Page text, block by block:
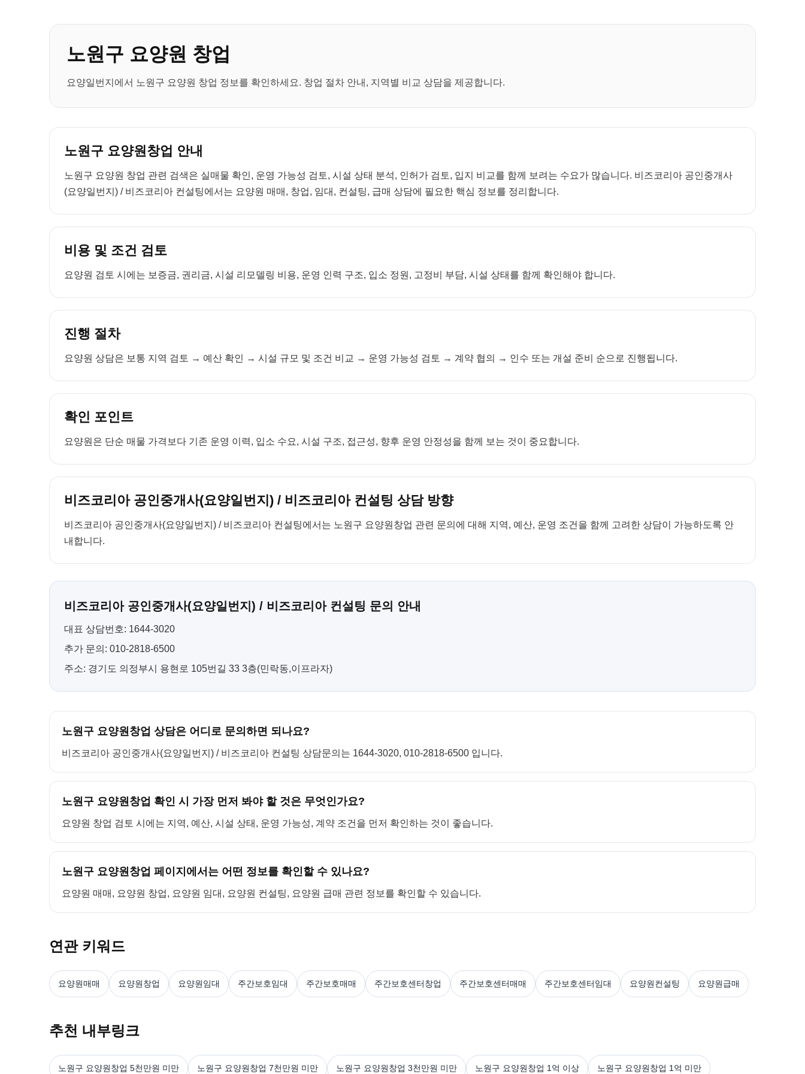
노원구 요양원 창업
요양일번지에서 노원구 요양원 창업 정보를 확인하세요. 창업 절차 안내, 지역별 비교 상담을 제공합니다.
노원구 요양원창업 안내
노원구 요양원 창업 관련 검색은 실매물 확인, 운영 가능성 검토, 시설 상태 분석, 인허가 검토, 입지 비교를 함께 보려는 수요가 많습니다. 비즈코리아 공인중개사
(요양일번지) / 비즈코리아 컨설팅에서는 요양원 매매, 창업, 임대, 컨설팅, 급매 상담에 필요한 핵심 정보를 정리합니다.
비용 및 조건 검토
요양원 검토 시에는 보증금, 권리금, 시설 리모델링 비용, 운영 인력 구조, 입소 정원, 고정비 부담, 시설 상태를 함께 확인해야 합니다.
진행 절차
요양원 상담은 보통 지역 검토 → 예산 확인 → 시설 규모 및 조건 비교 → 운영 가능성 검토 → 계약 협의 → 인수 또는 개설 준비 순으로 진행됩니다.
확인 포인트
요양원은 단순 매물 가격보다 기존 운영 이력, 입소 수요, 시설 구조, 접근성, 향후 운영 안정성을 함께 보는 것이 중요합니다.
비즈코리아 공인중개사(요양일번지) / 비즈코리아 컨설팅 상담 방향
비즈코리아 공인중개사(요양일번지) / 비즈코리아 컨설팅에서는 노원구 요양원창업 관련 문의에 대해 지역, 예산, 운영 조건을 함께 고려한 상담이 가능하도록 안
내합니다.
비즈코리아 공인중개사(요양일번지) / 비즈코리아 컨설팅 문의 안내
대표 상담번호: 1644-3020
추가 문의: 010-2818-6500
주소: 경기도 의정부시 용현로 105번길 33 3층(민락동,이프라자)
노원구 요양원창업 상담은 어디로 문의하면 되나요?
비즈코리아 공인중개사(요양일번지) / 비즈코리아 컨설팅 상담문의는 1644-3020, 010-2818-6500 입니다.
노원구 요양원창업 확인 시 가장 먼저 봐야 할 것은 무엇인가요?
요양원 창업 검토 시에는 지역, 예산, 시설 상태, 운영 가능성, 계약 조건을 먼저 확인하는 것이 좋습니다.
노원구 요양원창업 페이지에서는 어떤 정보를 확인할 수 있나요?
요양원 매매, 요양원 창업, 요양원 임대, 요양원 컨설팅, 요양원 급매 관련 정보를 확인할 수 있습니다.
연관 키워드
요양원매매 요양원창업 요양원임대 주간보호임대 주간보호매매 주간보호센터창업 주간보호센터매매 주간보호센터임대 요양원컨설팅 요양원급매
추천 내부링크
노원구 요양원창업 5천만원 미만 노원구 요양원창업 7천만원 미만 노원구 요양원창업 3천만원 미만 노원구 요양원창업 1억 이상 노원구 요양원창업 1억 미만